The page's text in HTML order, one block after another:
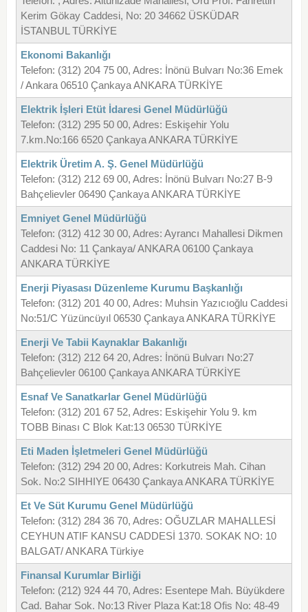
Kerim Gökay Caddesi, No: 20 34662 ÜSKÜDAR
İSTANBUL TÜRKİYE
Ekonomi Bakanlığı
Telefon: (312) 204 75 00, Adres: İnönü Bulvarı No:36 Emek
/ Ankara 06510 Çankaya ANKARA TÜRKİYE
Elektrik İşleri Etüt İdaresi Genel Müdürlüğü
Telefon: (312) 295 50 00, Adres: Eskişehir Yolu
7.km.No:166 6520 Çankaya ANKARA TÜRKİYE
Elektrik Üretim A. Ş. Genel Müdürlüğü
Telefon: (312) 212 69 00, Adres: İnönü Bulvarı No:27 B-9
Bahçelievler 06490 Çankaya ANKARA TÜRKİYE
Emniyet Genel Müdürlüğü
Telefon: (312) 412 30 00, Adres: Ayrancı Mahallesi Dikmen
Caddesi No: 11 Çankaya/ ANKARA 06100 Çankaya
ANKARA TÜRKİYE
Enerji Piyasası Düzenleme Kurumu Başkanlığı
Telefon: (312) 201 40 00, Adres: Muhsin Yazıcıoğlu Caddesi
No:51/C Yüzüncüyıl 06530 Çankaya ANKARA TÜRKİYE
Enerji Ve Tabii Kaynaklar Bakanlığı
Telefon: (312) 212 64 20, Adres: İnönü Bulvarı No:27
Bahçelievler 06100 Çankaya ANKARA TÜRKİYE
Esnaf Ve Sanatkarlar Genel Müdürlüğü
Telefon: (312) 201 67 52, Adres: Eskişehir Yolu 9. km
TOBB Binası C Blok Kat:13 06530 TÜRKİYE
Eti Maden İşletmeleri Genel Müdürlüğü
Telefon: (312) 294 20 00, Adres: Korkutreis Mah. Cihan
Sok. No:2 SIHHIYE 06430 Çankaya ANKARA TÜRKİYE
Et Ve Süt Kurumu Genel Müdürlüğü
Telefon: (312) 284 36 70, Adres: OĞUZLAR MAHALLESİ
CEYHUN ATIF KANSU CADDESİ 1370. SOKAK NO: 10
BALGAT/ ANKARA Türkiye
Finansal Kurumlar Birliği
Telefon: (212) 924 44 70, Adres: Esentepe Mah. Büyükdere
Cad. Bahar Sok. No:13 River Plaza Kat:18 Ofis No: 48-49